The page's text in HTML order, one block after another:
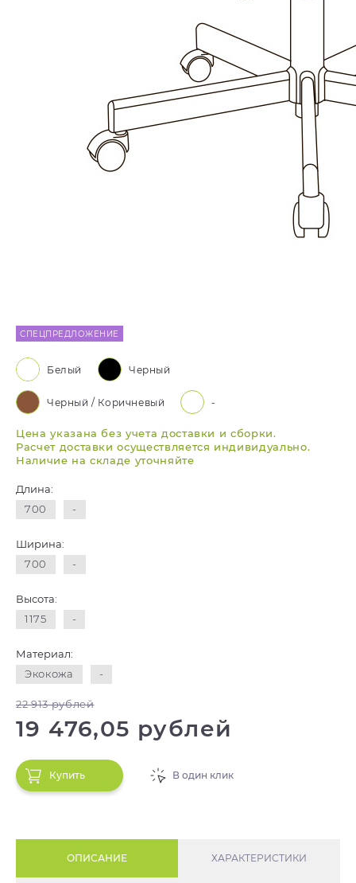
СПЕЦПРЕДЛОЖЕНИЕ
Белый Черный
Черный / Коричневый -
Цена указана без учета доставки и сборки.
Расчет доставки осуществляется индивидуально.
Наличие на складе уточняйте
Длина:
700
-
Ширина:
700
-
Высота:
1175
-
Материал:
Экокожа
-
22 913 рублей
19 476,05 рублей
Купить В один клик
ОПИСАНИЕ ХАРАКТЕРИСТИКИ